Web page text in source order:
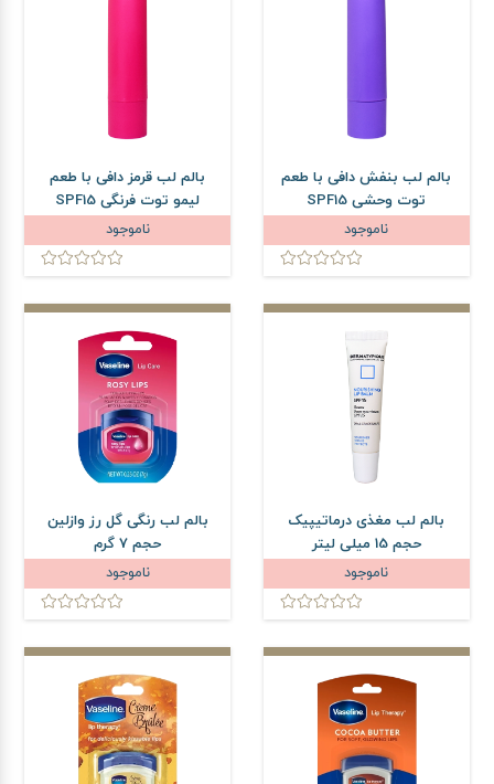
بالم لب بنفش دافی با طعم
توت وحشی SPF15
ناموجود
بالم لب قرمز دافی با طعم
لیمو توت فرنگی SPF15
ناموجود
بالم لب مغذی درماتیپیک
حجم 15 میلی لیتر
ناموجود
بالم لب رنگی گل رز وازلین
حجم 7 گرم
ناموجود